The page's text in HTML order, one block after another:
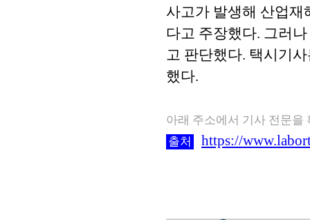
사고가 발생해 산업재
다고 주장했다. 그러
고 판단했다. 택시기
했다.
아래 주소에서 기사 전문
출처
https://